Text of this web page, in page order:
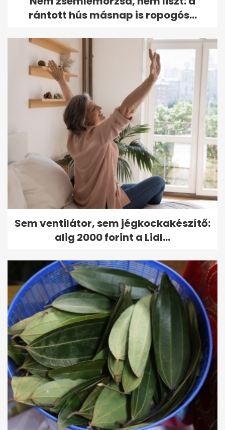
rántott hús másnap is ropogós...
Sem ventilátor, sem jégkockakészítő:
alig 2000 forint a Lidl...